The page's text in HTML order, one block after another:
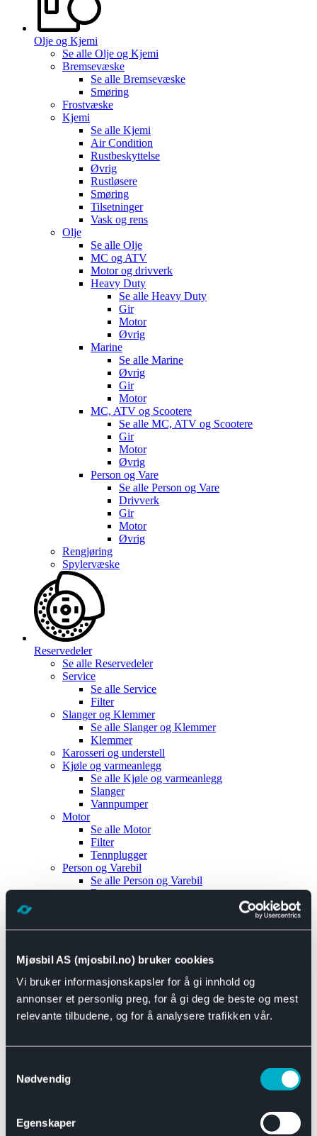
Mjøsbil AS (mjosbil.no) bruker cookies
Vi bruker informasjonskapsler for å gi innhold og
annonser et personlig preg, for å gi deg de beste og mest
relevante tilbudene, og for å analysere trafikken vår.
Nødvendig
Egenskaper
Olje og Kjemi
Se alle Olje og Kjemi
Bremsevæske
Se alle Bremsevæske
Smøring
Frostvæske
Kjemi
Se alle Kjemi
Air Condition
Rustbeskyttelse
Øvrig
Rustløsere
Smøring
Tilsetninger
Vask og rens
Olje
Se alle Olje
MC og ATV
Motor og drivverk
Heavy Duty
Se alle Heavy Duty
Gir
Motor
Øvrig
Marine
Se alle Marine
Øvrig
Gir
Motor
MC, ATV og Scootere
Se alle MC, ATV og Scootere
Gir
Motor
Øvrig
Person og Vare
Se alle Person og Vare
Drivverk
Gir
Motor
Øvrig
Rengjøring
Spylervæske
Reservedeler
Se alle Reservedeler
Service
Se alle Service
Filter
Slanger og Klemmer
Se alle Slanger og Klemmer
Klemmer
Karosseri og understell
Kjøle og varmeanlegg
Se alle Kjøle og varmeanlegg
Slanger
Vannpumper
Motor
Se alle Motor
Filter
Tennplugger
Person og Varebil
Se alle Person og Varebil
Brems
Motor og drivverk
Se alle Universal
Bremsedeler
Se alle Bremsedeler
Bremsenippler
Drivline og motor
Se alle Drivline og motor
Eksosanlegg